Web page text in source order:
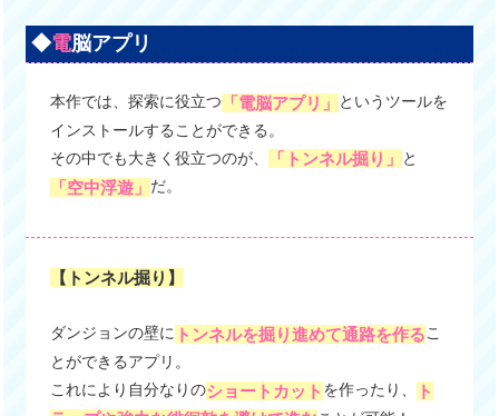
◆電脳アプリ
本作では、探索に役立つ 「電脳アプリ」
というツールを
インストールすることができる。
その中でも大きく役立つのが、
「トンネル掘り」 と
「空中浮遊」 だ。
【トンネル掘り】
ダンジョンの壁に トンネルを掘り進めて通路を作るこ
とができるアプリ。
これにより自分なりのショートカット を作ったり、
ト